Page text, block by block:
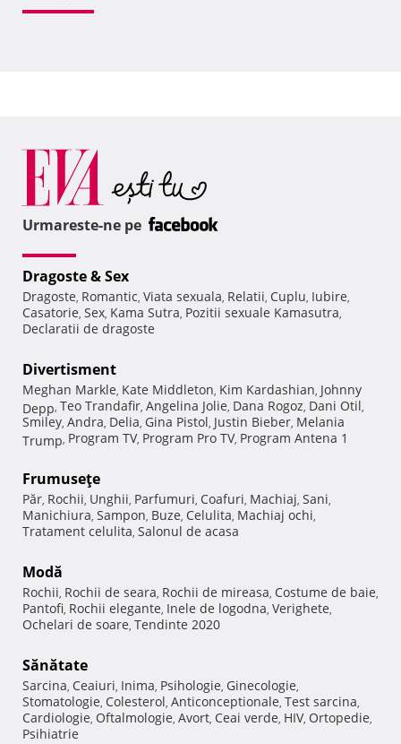
Urmareste-ne pe
Dragoste & Sex
Dragoste, Romantic, Viata sexuala, Relatii, Cuplu, Iubire,
Casatorie, Sex, Kama Sutra, Pozitii sexuale Kamasutra,
Declaratii de dragoste
Divertisment
Meghan Markle, Kate Middleton, Kim Kardashian, Johnny
Depp, Teo Trandafir, Angelina Jolie, Dana Rogoz, Dani Otil,
Smiley, Andra, Delia, Gina Pistol, Justin Bieber, Melania
Trump, Program TV, Program Pro TV, Program Antena 1
Frumuseţe
Păr, Rochii, Unghii, Parfumuri, Coafuri, Machiaj, Sani,
Manichiura, Sampon, Buze, Celulita, Machiaj ochi,
Tratament celulita, Salonul de acasa
Modă
Rochii, Rochii de seara, Rochii de mireasa, Costume de baie,
Pantofi, Rochii elegante, Inele de logodna, Verighete,
Ochelari de soare, Tendinte 2020
Sănătate
Sarcina, Ceaiuri, Inima, Psihologie, Ginecologie,
Stomatologie, Colesterol, Anticonceptionale, Test sarcina,
Cardiologie, Oftalmologie, Avort, Ceai verde, HIV, Ortopedie,
Psihiatrie